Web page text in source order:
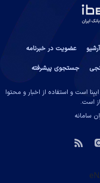
آرشیو
عضویت در خبرنامه
جستجوی پیشرفته
است و استفاده از اخبار و محتوا
است.
سامانه